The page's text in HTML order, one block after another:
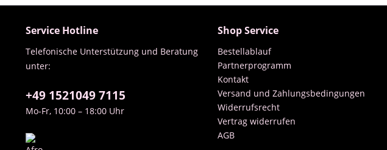
Service Hotline
Telefonische Unterstützung und Beratung
unter:
+49 1521049 7115
Mo-Fr, 10:00 – 18:00 Uhr
Shop Service
Bestellablauf
Partnerprogramm
Kontakt
Versand und Zahlungsbedingungen
Widerrufsrecht
Vertrag widerrufen
AGB